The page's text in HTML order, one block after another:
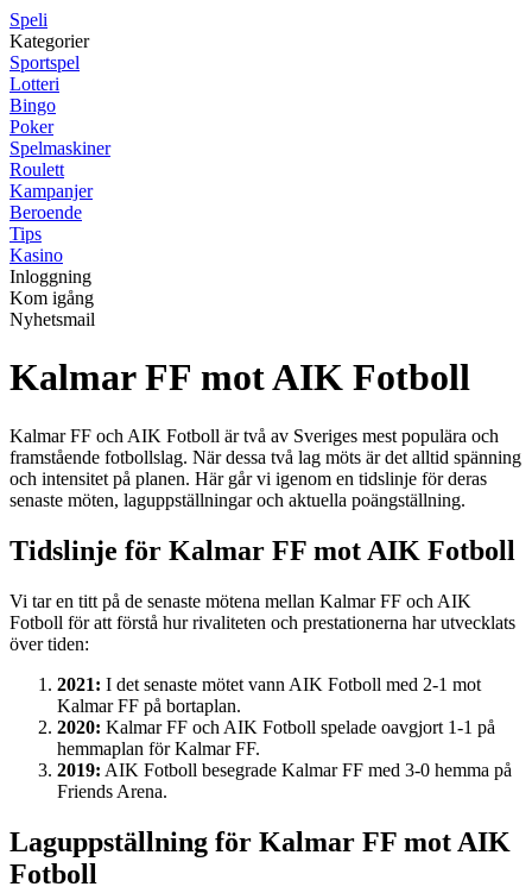
Speli
Kategorier
Sportspel
Lotteri
Bingo
Poker
Spelmaskiner
Roulett
Kampanjer
Beroende
Tips
Kasino
Inloggning
Kom igång
Nyhetsmail
Kalmar FF mot AIK Fotboll
Kalmar FF och AIK Fotboll är två av Sveriges mest populära och
framstående fotbollslag. När dessa två lag möts är det alltid spänning
och intensitet på planen. Här går vi igenom en tidslinje för deras
senaste möten, laguppställningar och aktuella poängställning.
Tidslinje för Kalmar FF mot AIK Fotboll
Vi tar en titt på de senaste mötena mellan Kalmar FF och AIK
Fotboll för att förstå hur rivaliteten och prestationerna har utvecklats
över tiden:
2021: I det senaste mötet vann AIK Fotboll med 2-1 mot
Kalmar FF på bortaplan.
2020: Kalmar FF och AIK Fotboll spelade oavgjort 1-1 på
hemmaplan för Kalmar FF.
2019: AIK Fotboll besegrade Kalmar FF med 3-0 hemma på
Friends Arena.
Laguppställning för Kalmar FF mot AIK
Fotboll